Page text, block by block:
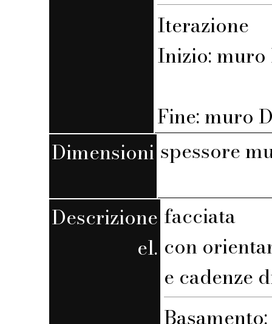
Iterazione
Inizio: muro
Fine: muro
Dimensioni spessore
Descrizione
el.
facciata
con
e cadenze